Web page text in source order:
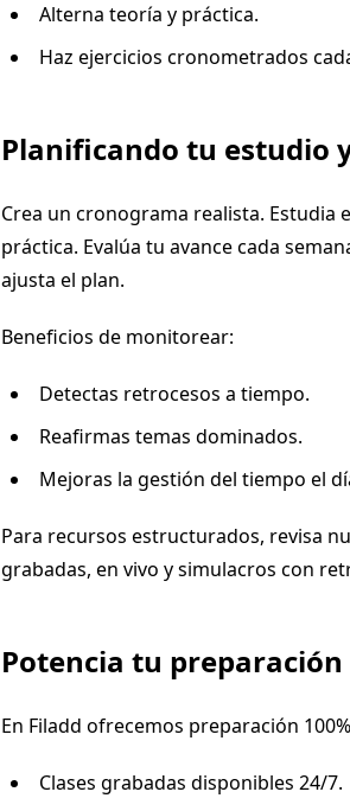
Alterna teoría y práctica.
Haz ejercicios cronometrados
Planificando tu estudio
Crea un cronograma realista. Estudia
práctica. Evalúa tu avance cada
ajusta el plan.
Beneficios de monitorear:
Detectas retrocesos a tiempo.
Reafirmas temas dominados.
Mejoras la gestión del tiempo el
Para recursos estructurados, revisa
grabadas, en vivo y simulacros con
Potencia tu
En Filadd ofrecemos preparación
Clases grabadas disponibles 24/7.